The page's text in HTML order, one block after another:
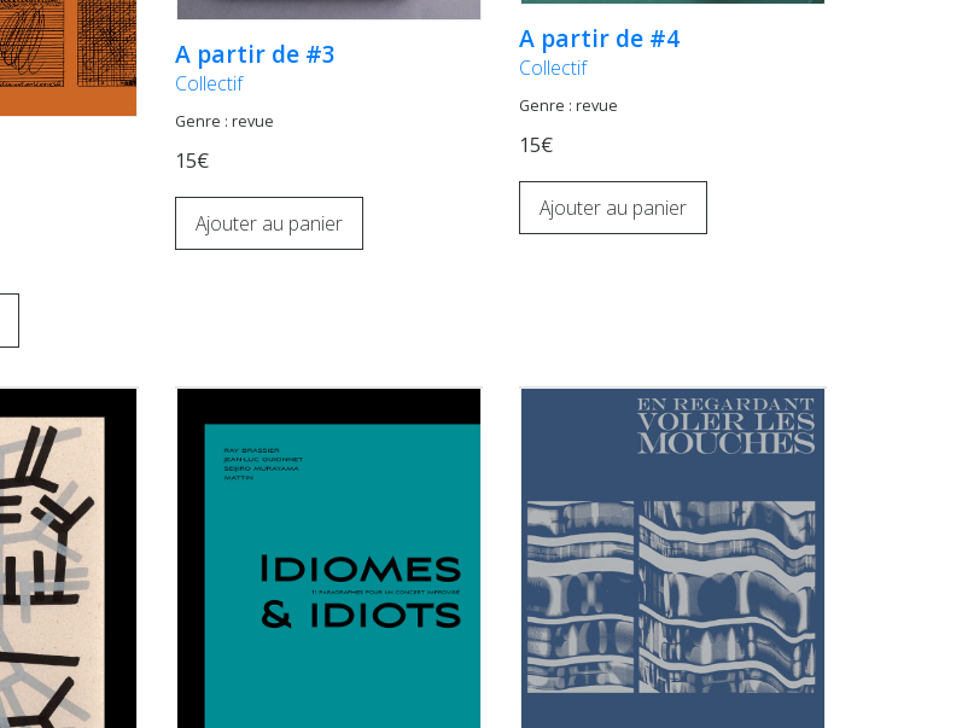
A partir de #3
Collectif
Genre : revue
15€
Ajouter au panier
A partir de #4
Collectif
Genre : revue
15€
Ajouter au panier